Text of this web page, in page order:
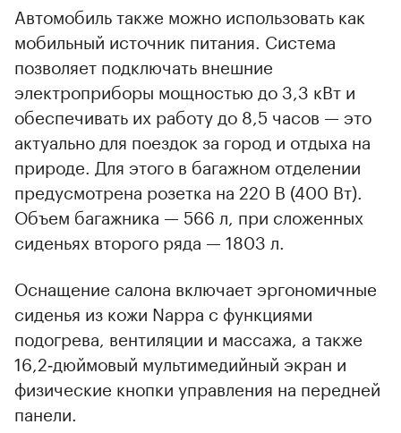
Автомобиль также можно использовать как
мобильный источник питания. Система
позволяет подключать внешние
электроприборы мощностью до 3,3 кВт и
обеспечивать их работу до 8,5 часов — это
актуально для поездок за город и отдыха на
природе. Для этого в багажном отделении
предусмотрена розетка на 220 В (400 Вт).
Объем багажника — 566 л, при сложенных
сиденьях второго ряда — 1803 л.
Оснащение салона включает эргономичные
сиденья из кожи Nappa с функциями
подогрева, вентиляции и массажа, а также
16,2‑дюймовый мультимедийный экран и
физические кнопки управления на передней
панели.